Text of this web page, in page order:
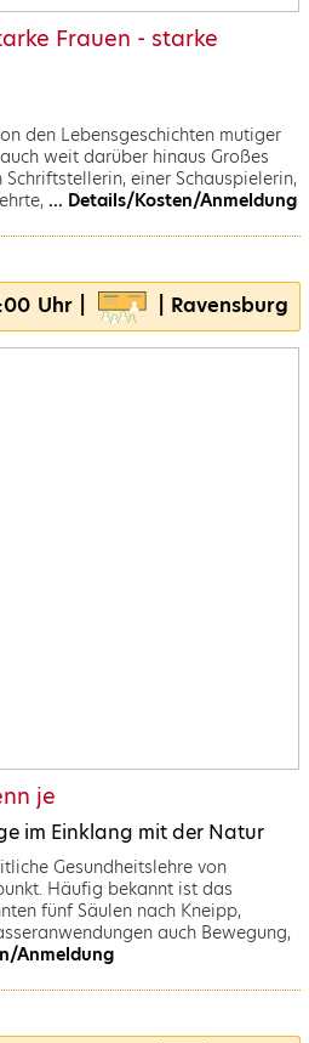
Frauen - starke
den Lebensgeschichten mutiger
weit darüber hinaus Großes
einer Schauspielerin,
... Details/Kosten/Anmeldung
Uhr | | Ravensburg
je
im Einklang mit der Natur
Gesundheitslehre von
Häufig bekannt ist das
fünf Säulen nach Kneipp,
auch Bewegung,
Anmeldung